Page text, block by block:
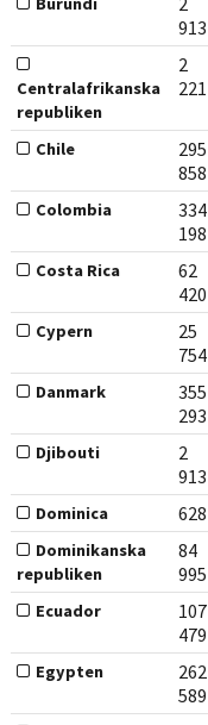
913
Centralafrikanska
republiken
2
221
Chile
295
858
Colombia
334
198
Costa Rica
62
420
Cypern
25
754
Danmark
355
293
Djibouti
2
913
Dominica 628
Dominikanska
republiken
84
995
Ecuador
107
479
Egypten
262
589